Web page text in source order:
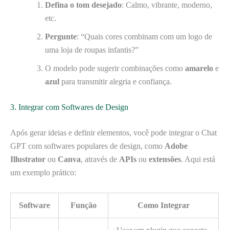
Defina o tom desejado: Calmo, vibrante, moderno,
etc.
Pergunte: “Quais cores combinam com um logo de
uma loja de roupas infantis?”
O modelo pode sugerir combinações como amarelo e
azul para transmitir alegria e confiança.
3. Integrar com Softwares de Design
Após gerar ideias e definir elementos, você pode integrar o Chat
GPT com softwares populares de design, como Adobe
Illustrator ou Canva, através de APIs ou extensões. Aqui está
um exemplo prático:
Software Função Como Integrar